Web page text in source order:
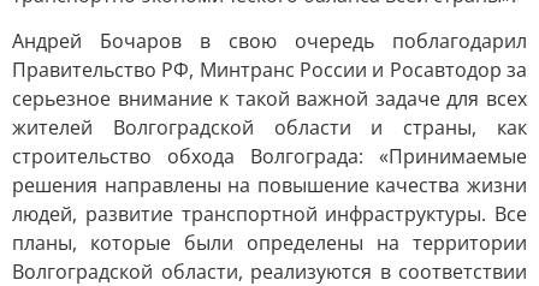
Андрей Бочаров в свою очередь поблагодарил
Правительство РФ, Минтранс России и Росавтодор за
серьезное внимание к такой важной задаче для всех
жителей Волгоградской области и страны, как
строительство обхода Волгограда: «Принимаемые
решения направлены на повышение качества жизни
людей, развитие транспортной инфраструктуры. Все
планы, которые были определены на территории
Волгоградской области, реализуются в соответствии